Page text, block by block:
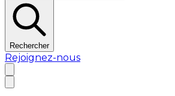
Rechercher
Rejoignez-nous